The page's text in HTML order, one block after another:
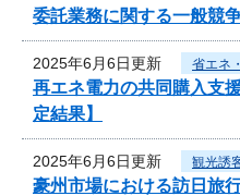
委託業務に関する一般競
2025年6月6日更新 省エネ
再エネ電力の共同購入支
定結果】
2025年6月6日更新 観光誘
豪州市場における訪日旅